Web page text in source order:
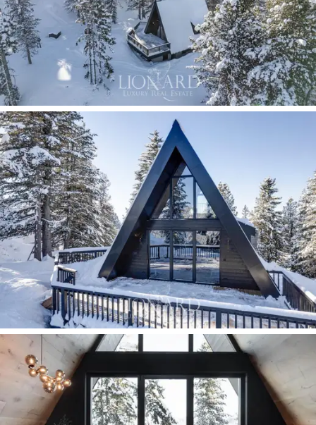
Ten wyrafinowany domek na sprzedaż jest idealnym
schronieniem dla tych, którzy chcą uciec od szalonego
życia metropolii i zanurzyć się w czystości nieskażonej
przyrody. Położony kilka kilometrów odTrydentu,
Canazei i Bolzano, wraz z lotniskiem, zachowuje
możliwość zwiedzania miejsc bogatych w kulturę i
korzystania z nienagannych usług oferowanych przez
Trentino Alto Adige, zapraszając do delektowania się
poczuciem wolności i rześkim powietrzem wysokich
wysokość, gdzie krajobraz zapiera dech w piersiach i
oferuje różne niuanse o każdej porze roku, którenigdy
się nie znudzą.